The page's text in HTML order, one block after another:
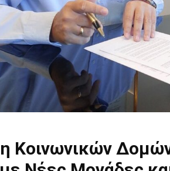
Κοινωνικών